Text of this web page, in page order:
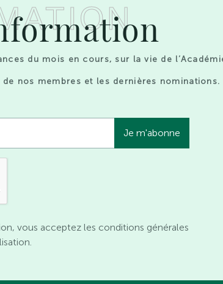
du mois en cours, sur la vie de
nos membres et les dernières nominations.
vous acceptez les conditions générales